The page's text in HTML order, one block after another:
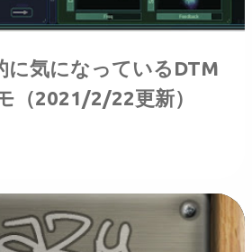
に気になっているDTM
（2021/2/22更新）